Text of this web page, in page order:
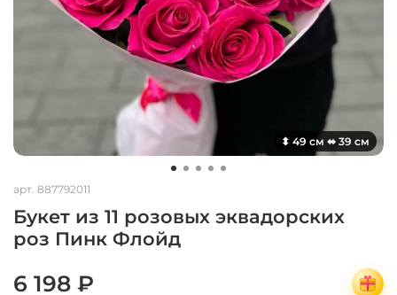
⬍ 49 см ⬌ 39 см
арт. 887792011
Букет из 11 розовых эквадорских
роз Пинк Флойд
6 198 ₽